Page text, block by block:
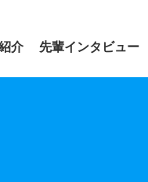
介 先輩インタビュー